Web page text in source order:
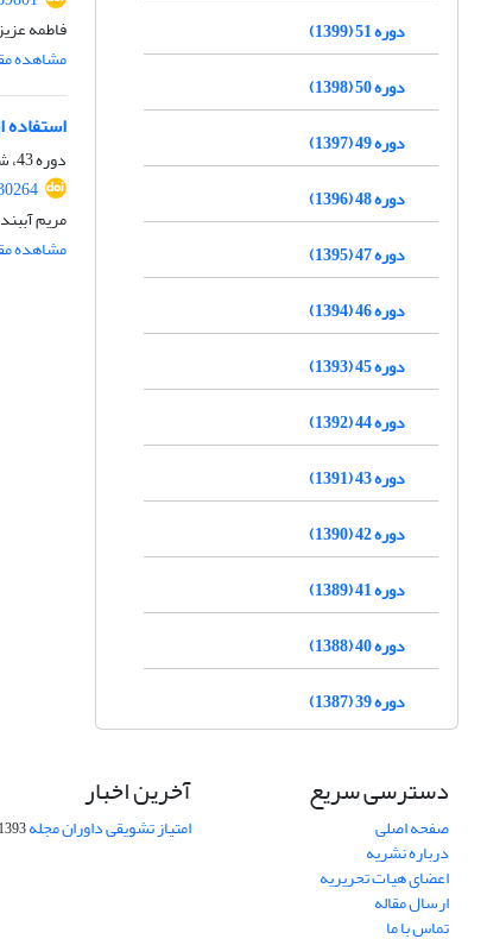
فاطمه
مشاهده
دوره 43، شماره 4، زمستان 1391، صفحه
مریم
مشاهده
دوره 51 (1399)
دوره 50 (1398)
دوره 49 (1397)
دوره 48 (1396)
دوره 47 (1395)
دوره 46 (1394)
دوره 45 (1393)
دوره 44 (1392)
دوره 43 (1391)
دوره 42 (1390)
دوره 41 (1389)
دوره 40 (1388)
دوره 39 (1387)
دسترسی سریع
صفحه اصلی
درباره نشریه
اعضای هیات تحریریه
ارسال مقاله
تماس با ما
آخرین اخبار
امتیاز تشویقی داوران مجله09-01